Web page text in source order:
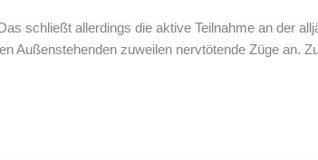
schließt allerdings die aktive Teilnahme an der
Außenstehenden zuweilen nervtötende Züge an.